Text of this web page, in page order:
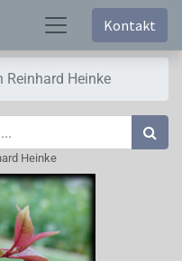
Kontakt
Reinhard Heinke
Heinke